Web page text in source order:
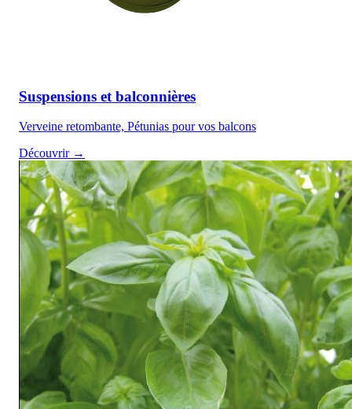
Suspensions et balconnières
Verveine retombante, Pétunias pour vos balcons
Découvrir →